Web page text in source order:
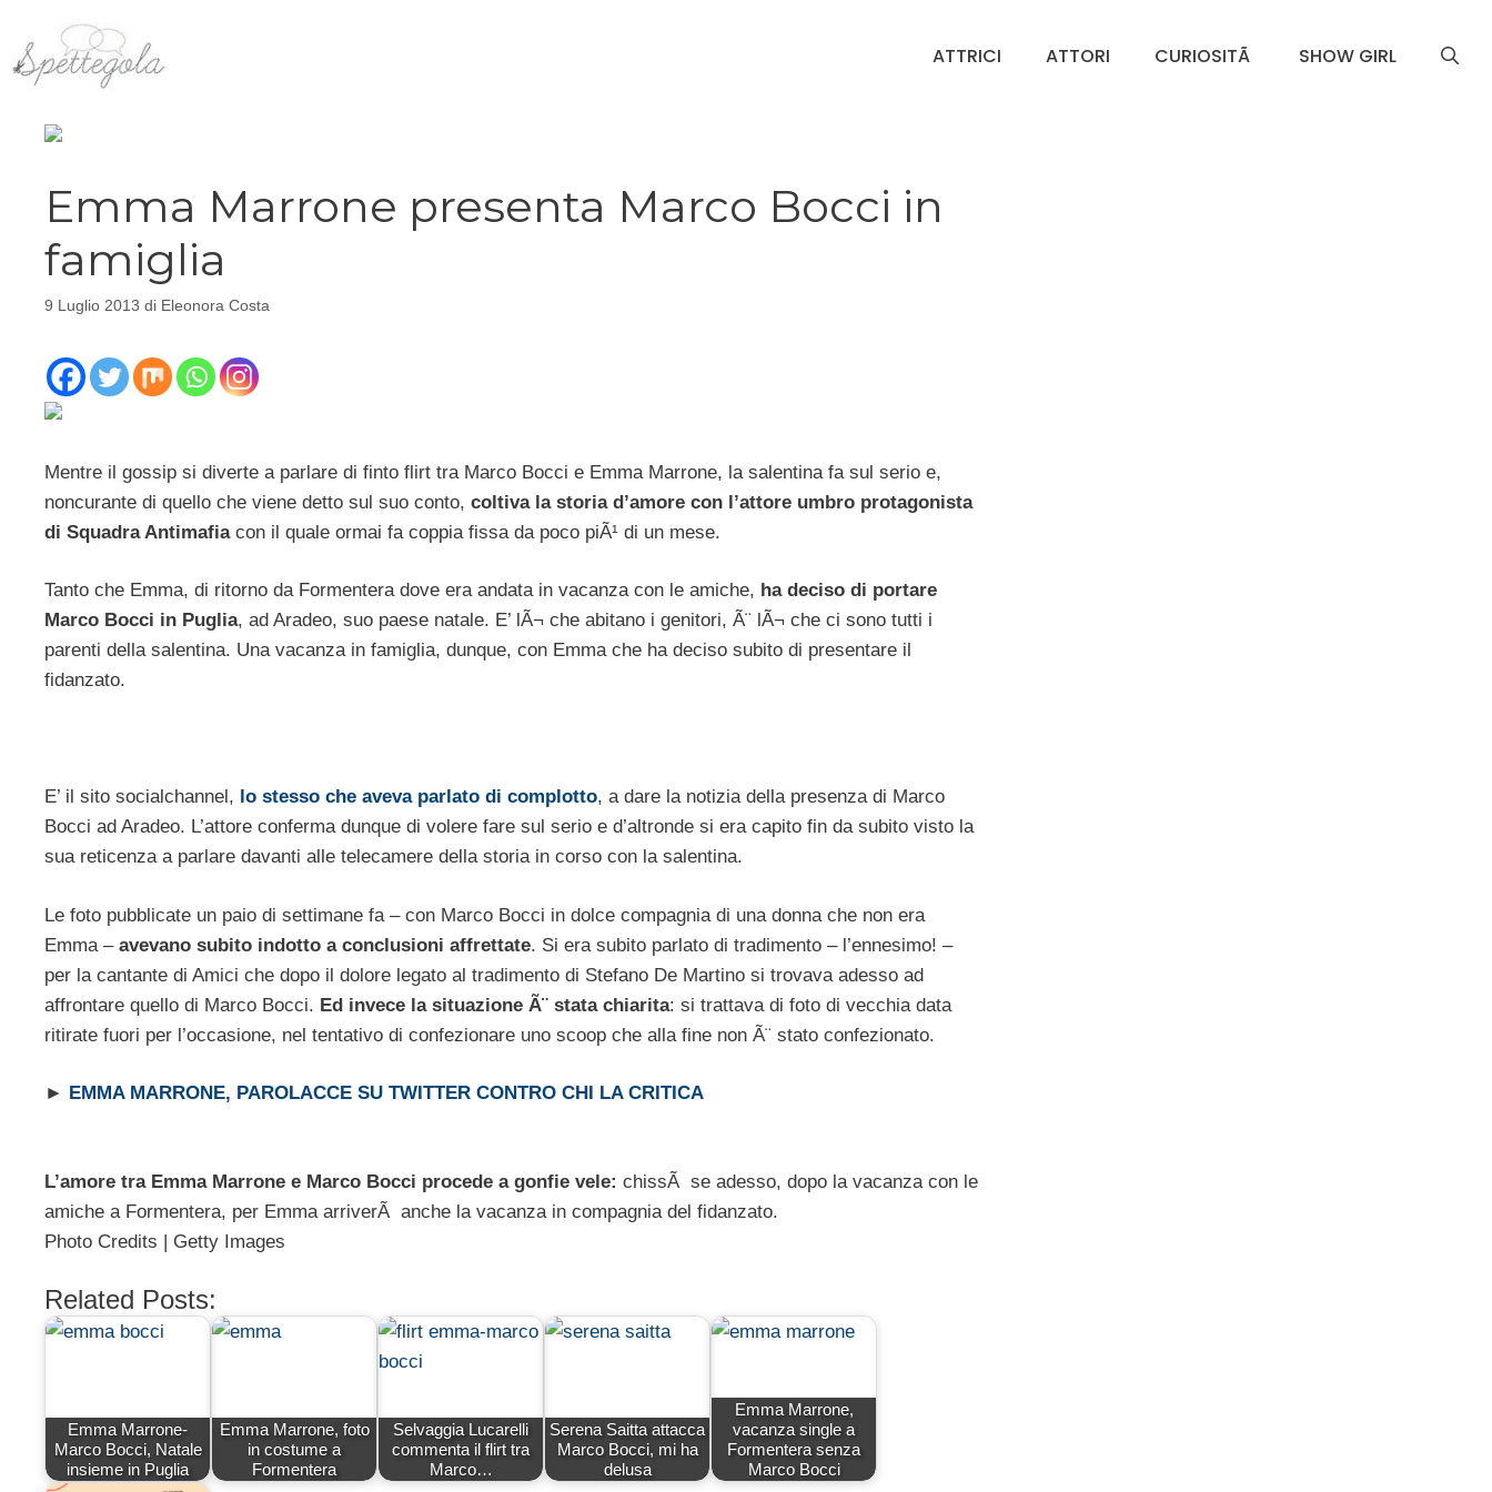
contenuto
ATTRICI ATTORI CURIOSITÃ SHOW GIRL
Emma Marrone presenta Marco Bocci in
famiglia
9 Luglio 2013 di Eleonora Costa
Mentre il gossip si diverte a parlare di finto flirt tra Marco Bocci e Emma Marrone, la salentina fa sul serio e,
noncurante di quello che viene detto sul suo conto, coltiva la storia d’amore con l’attore umbro protagonista
di Squadra Antimafiacon il quale ormai fa coppia fissa da poco piÃ¹ di un mese.
Tanto che Emma, di ritorno da Formentera dove era andata in vacanza con le amiche, ha deciso di portare
Marco Bocci in Puglia, ad Aradeo, suo paese natale. E’ lÃ¬ che abitano i genitori, Ã¨ lÃ¬ che ci sono tutti i
parenti della salentina. Una vacanza in famiglia, dunque, con Emma che ha deciso subito di presentare il
fidanzato.
E’ il sito socialchannel, lo stesso che aveva parlato di complotto, a dare la notizia della presenza di Marco
Bocci ad Aradeo. L’attore conferma dunque di volere fare sul serio e d’altronde si era capito fin da subito visto la
sua reticenza a parlare davanti alle telecamere della storia in corso con la salentina.
Le foto pubblicate un paio di settimane fa – con Marco Bocci in dolce compagnia di una donna che non era
Emma – avevano subito indotto a conclusioni affrettate. Si era subito parlato di tradimento – l’ennesimo! –
per la cantante di Amici che dopo il dolore legato al tradimento di Stefano De Martino si trovava adesso ad
affrontare quello di Marco Bocci. Ed invece la situazione Ã¨ stata chiarita: si trattava di foto di vecchia data
ritirate fuori per l’occasione, nel tentativo di confezionare uno scoop che alla fine non Ã¨ stato confezionato.
► EMMA MARRONE, PAROLACCE SU TWITTER CONTRO CHI LA CRITICA
L’amore tra Emma Marrone e Marco Bocci procede a gonfie vele: chissÃ se adesso, dopo la vacanza con le
amiche a Formentera, per Emma arriverÃ anche la vacanza in compagnia del fidanzato.
Photo Credits | Getty Images
Related Posts:
Emma Marrone-
Marco Bocci, Natale
insieme in Puglia
Emma Marrone, foto
in costume a
Formentera
Selvaggia Lucarelli
commenta il flirt tra
Marco…
Serena Saitta attacca
Marco Bocci, mi ha
delusa
Emma Marrone,
vacanza single a
Formentera senza
Marco Bocci